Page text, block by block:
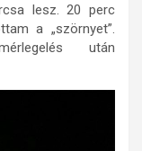
lesz. 20 perc
a „szörnyet”.
után